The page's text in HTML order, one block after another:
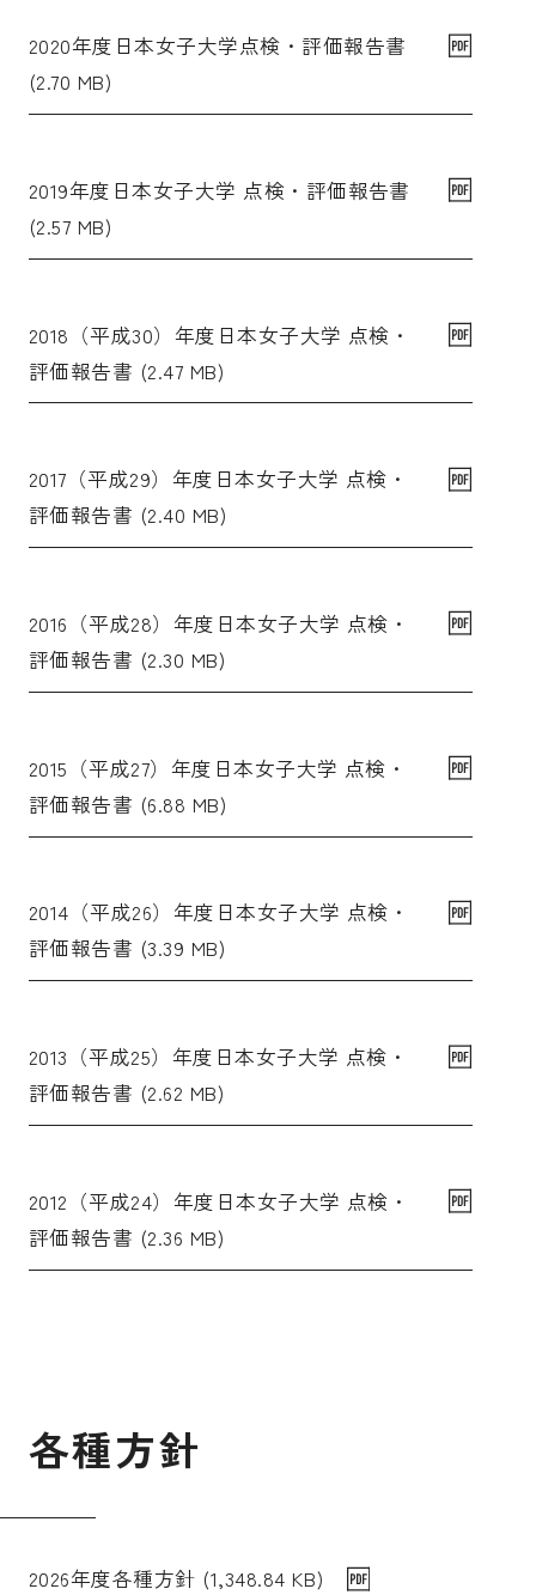
2020年度日本女子大学点検・評価報告書
(2.70 MB)
2019年度日本女子大学 点検・評価報告書
(2.57 MB)
2018（平成30）年度日本女子大学 点検・
評価報告書 (2.47 MB)
2017（平成29）年度日本女子大学 点検・
評価報告書 (2.40 MB)
2016（平成28）年度日本女子大学 点検・
評価報告書 (2.30 MB)
2015（平成27）年度日本女子大学 点検・
評価報告書 (6.88 MB)
2014（平成26）年度日本女子大学 点検・
評価報告書 (3.39 MB)
2013（平成25）年度日本女子大学 点検・
評価報告書 (2.62 MB)
2012（平成24）年度日本女子大学 点検・
評価報告書 (2.36 MB)
各種方針
2026年度各種方針 (1,348.84 KB)